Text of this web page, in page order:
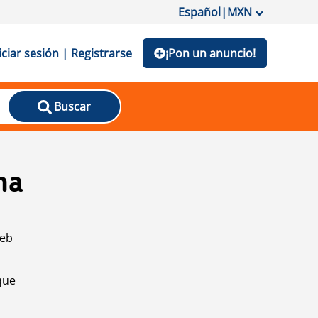
Español|MXN
sesión | Registrarse ¡Pon un anuncio!
Buscar